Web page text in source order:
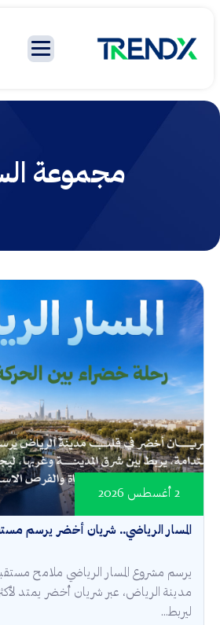
مجموعة
المسار الرياضي.. شريان أخضر يرسم
2 أغسطس 2026
يرسم مشروع المسار الرياضي ملامح
ليربط...